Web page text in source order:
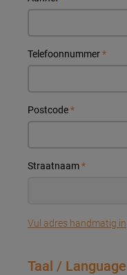
Telefoonnummer*
Postcode*
Straatnaam*
Vul adres handmatig in
Taal / Language